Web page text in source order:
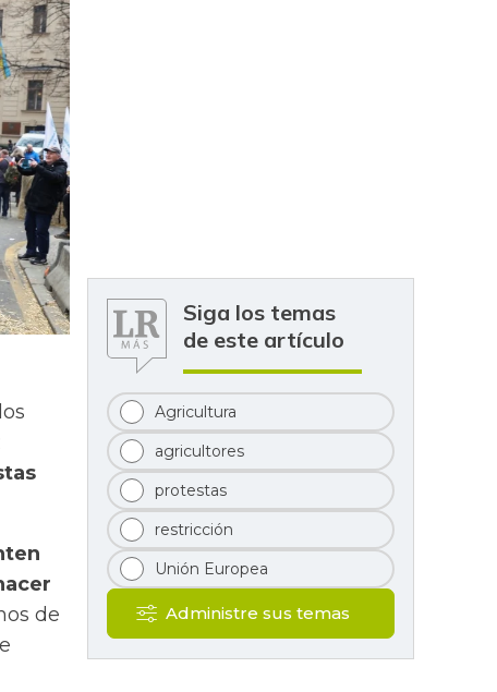
de
Siga los temas
de este artículo
Agricultura
agricultores
protestas
restricción
Unión Europea
Administre sus temas